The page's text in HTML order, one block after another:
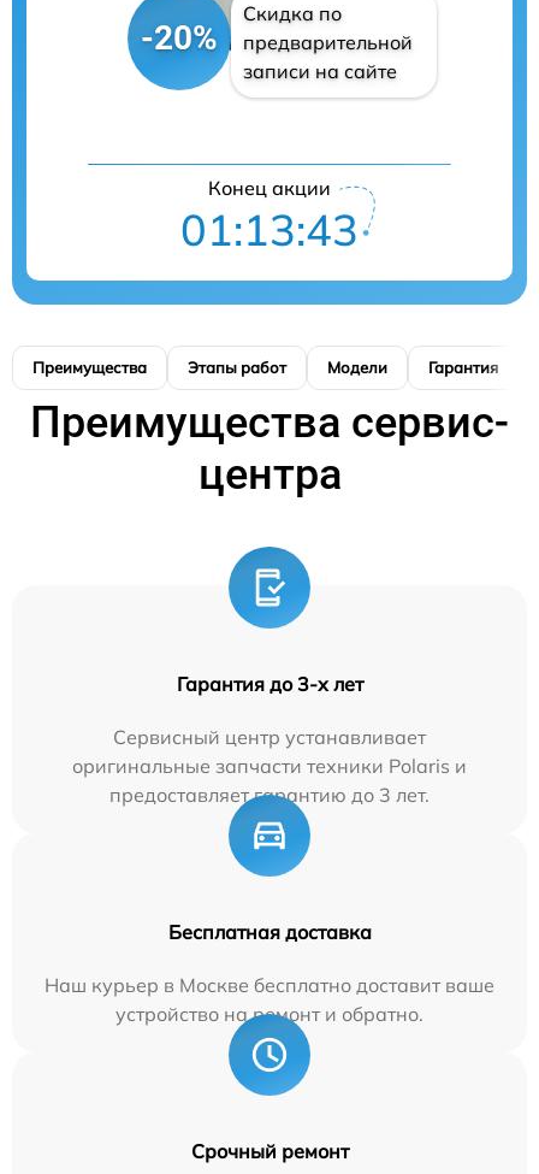
-20%
Скидка по
предварительной
записи на сайте
Конец акции
01:13:42
Преимущества Этапы работ Модели Гарантия
Преимущества сервис-
центра
Гарантия до 3-х лет
Сервисный центр устанавливает
оригинальные запчасти техники Polaris и
предоставляет гарантию до 3 лет.
Бесплатная доставка
Наш курьер в Москве бесплатно доставит ваше
устройство на ремонт и обратно.
Срочный ремонт